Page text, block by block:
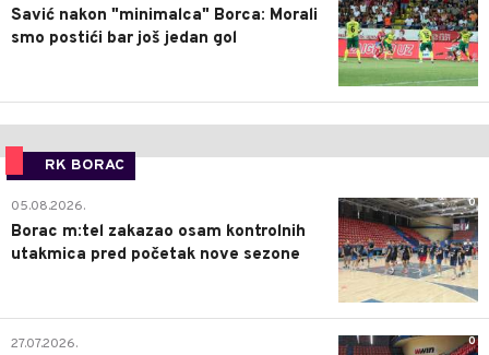
Savić nakon "minimalca" Borca: Morali
smo postići bar još jedan gol
RK BORAC
0
05.08.2026.
Borac m:tel zakazao osam kontrolnih
utakmica pred početak nove sezone
0
27.07.2026.